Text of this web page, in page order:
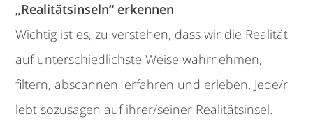
„Realitätsinseln“ erkennen
Wichtig ist es, zu verstehen, dass wir die Realität
auf unterschiedlichste Weise wahrnehmen,
filtern, abscannen, erfahren und erleben. Jede/r
lebt sozusagen auf ihrer/seiner Realitätsinsel.